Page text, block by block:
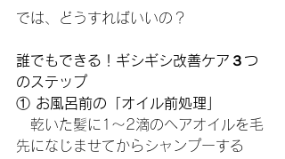
では、どうすればいいの？
誰でもできる！ギシギシ改善ケア３つ
のステップ
① お風呂前の「オイル前処理」
乾いた髪に1～2滴のヘアオイルを毛
先になじませてからシャンプーする